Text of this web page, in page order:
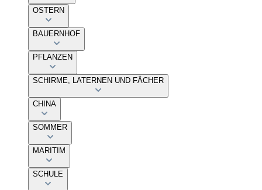
OSTERN
BAUERNHOF
PFLANZEN
SCHIRME, LATERNEN UND FÄCHER
CHINA
SOMMER
MARITIM
SCHULE